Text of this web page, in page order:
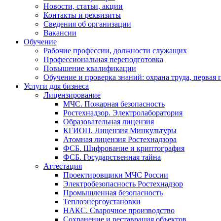
Новости, статьи, акции
Контакты и реквизиты
Сведения об организации
Вакансии
Обучение
Рабочие профессии, должности служащих
Профессиональная переподготовка
Повышение квалификации
Обучение и проверка знаний: охрана труда,
Услуги для бизнеса
Лицензирование
МЧС. Пожарная безопасность
Ростехнадзор. Электролаборатория
Образовательная лицензия
КГИОП. Лицензия Минкультуры
Атомная лицензия Ростехнадзора
ФСБ. Шифрование и криптография
ФСБ. Государственная тайна
Аттестация
Проектировщики МЧС России
Электробезопасность Ростехнадзор
Промышленная безопасность
Теплоэнергоустановки
НАКС. Сварочное производство
Сохранение и реставрация объектов